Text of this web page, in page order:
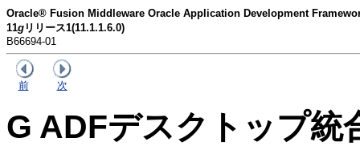
Oracle® Fusion Middleware Oracle Application Development
11g リリース1(11.1.1.6.0)
B66694-01
前 次
G ADFデスクトップ統